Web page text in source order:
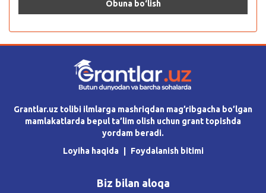
Grantlar.uz tolibi ilmlarga mashriqdan mag’ribgacha bo’lgan
mamlakatlarda bepul ta’lim olish uchun grant topishda
yordam beradi.
Loyiha haqida
Foydalanish bitimi
Biz bilan aloqa